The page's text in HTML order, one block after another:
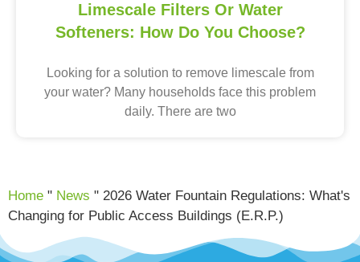
Limescale Filters Or Water
Softeners: How Do You Choose?
Looking for a solution to remove limescale from
your water? Many households face this problem
daily. There are two
Home " News " 2026 Water Fountain Regulations: What's
Changing for Public Access Buildings (E.R.P.)